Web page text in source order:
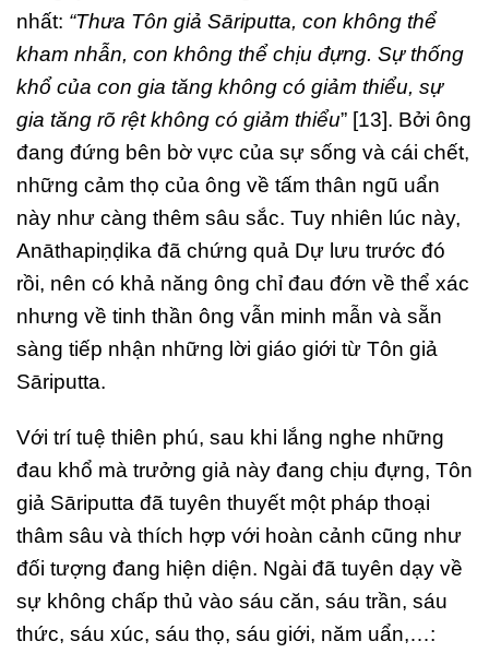
nhất: “Thưa Tôn giả Sāriputta, con không thể
kham nhẫn, con không thể chịu đựng. Sự thống
khổ của con gia tăng không có giảm thiểu, sự
gia tăng rõ rệt không có giảm thiểu” [13]. Bởi ông
đang đứng bên bờ vực của sự sống và cái chết,
những cảm thọ của ông về tấm thân ngũ uẩn
này như càng thêm sâu sắc. Tuy nhiên lúc này,
Anāthapiṇḍika đã chứng quả Dự lưu trước đó
rồi, nên có khả năng ông chỉ đau đớn về thể xác
nhưng về tinh thần ông vẫn minh mẫn và sẵn
sàng tiếp nhận những lời giáo giới từ Tôn giả
Sāriputta.
Với trí tuệ thiên phú, sau khi lắng nghe những
đau khổ mà trưởng giả này đang chịu đựng, Tôn
giả Sāriputta đã tuyên thuyết một pháp thoại
thâm sâu và thích hợp với hoàn cảnh cũng như
đối tượng đang hiện diện. Ngài đã tuyên dạy về
sự không chấp thủ vào sáu căn, sáu trần, sáu
thức, sáu xúc, sáu thọ, sáu giới, năm uẩn,…: